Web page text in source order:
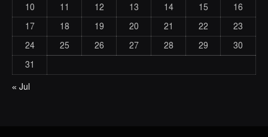
10
11 12 13 14 15
16
17
18 19 20 21 22
23
24
25 26 27 28 29
30
31
« Jul